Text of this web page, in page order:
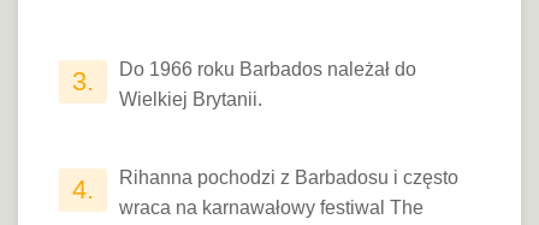
3.
Do 1966 roku Barbados należał do
Wielkiej Brytanii.
4.
Rihanna pochodzi z Barbadosu i często
wraca na karnawałowy festiwal The